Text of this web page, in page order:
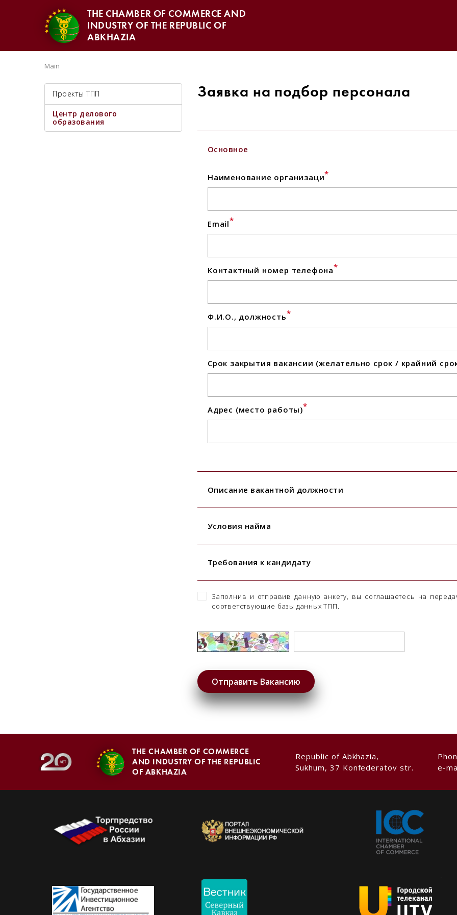
THE CHAMBER OF COMMERCE AND
INDUSTRY OF THE REPUBLIC OF
ABKHAZIA
Main
Проекты ТПП
Центр делового
образования
Заявка на подбор персонала
Основное
Наименование организаци*
Email*
Контактный номер телефона*
Ф.И.О., должность*
Срок закрытия вакансии (желательно срок / крайний
Адрес (место работы)*
Описание вакантной должности
Условия найма
Требования к кандидату
Заполнив и отправив данную анкету, вы соглашаетесь на
соответствующие базы данных ТПП.
THE CHAMBER OF COMMERCE
AND INDUSTRY OF THE REPUBLIC
OF ABKHAZIA
Republic of Abkhazia,
Sukhum, 37 Konfederatov str.
e-